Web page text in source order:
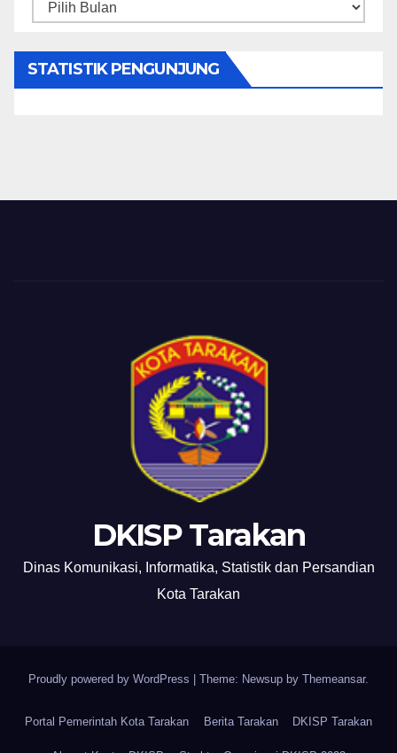
Arsip
STATISTIK PENGUNJUNG
DKISP Tarakan
Dinas Komunikasi, Informatika, Statistik dan Persandian
Kota Tarakan
Proudly powered by WordPress | Theme: Newsup by Themeansar.
Portal Pemerintah Kota Tarakan Berita Tarakan DKISP Tarakan